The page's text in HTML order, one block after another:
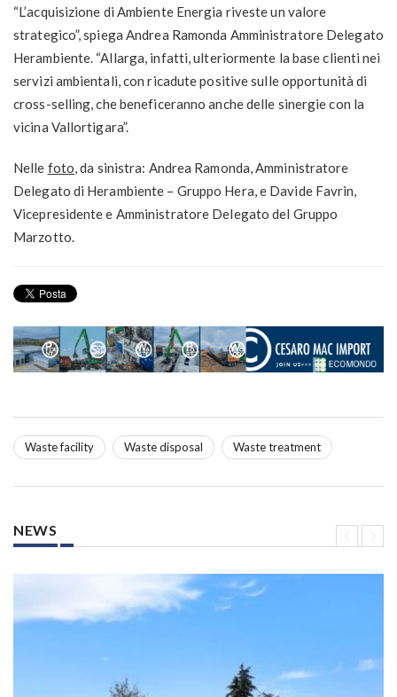
“L’acquisizione di Ambiente Energia riveste un valore
strategico”, spiega Andrea Ramonda Amministratore Delegato
Herambiente. “Allarga, infatti, ulteriormente la base clienti nei
servizi ambientali, con ricadute positive sulle opportunità di
cross-selling, che beneficeranno anche delle sinergie con la
vicina Vallortigara”.
Nelle foto, da sinistra: Andrea Ramonda, Amministratore
Delegato di Herambiente – Gruppo Hera, e Davide Favrin,
Vicepresidente e Amministratore Delegato del Gruppo
Marzotto.
Waste facility Waste disposal Waste treatment
NEWS